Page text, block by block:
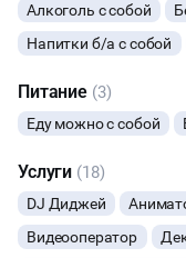
Алкоголь с собой
Напитки б/а с собой
Питание (3)
Еду можно с собой
Услуги (18)
DJ Диджей
Видеооператор
МАСТЕР-
СЕМИНАРЫ
ТАНЦЫ
ВЫСТАВКИ
КАСТИНГИ